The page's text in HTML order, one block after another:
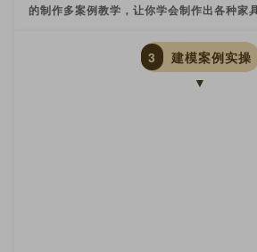
的制作多案例教学，让你学会制作出各种家
3
建模案例实操
▼